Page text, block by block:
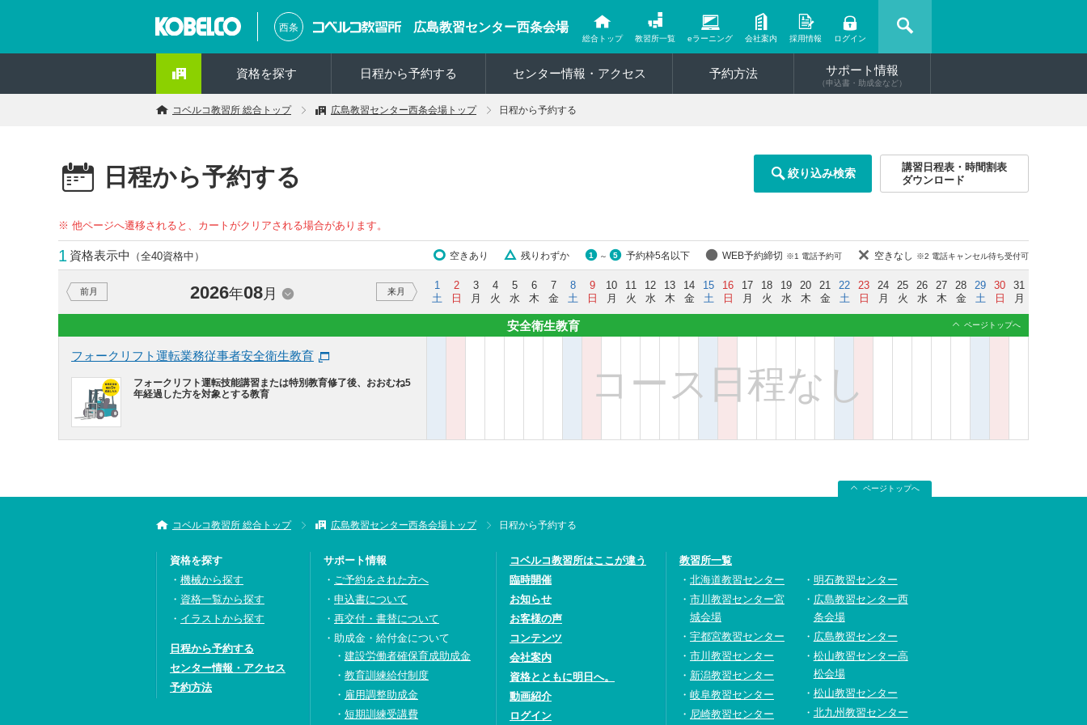
西条 広島教習センター西条会場
総合トップ 教習所一覧 eラーニング 会社案内 採用情報 ログイン
資格を探す 日程から予約する センター情報・アクセス 予約方法 サポート情報
（申込書・助成金など）
コベルコ教習所 総合トップ 広島教習センター西条会場トップ 日程から予約する
日程から予約する 絞り込み検索
講習日程表・時間割表
ダウンロード
※ 他ページへ遷移されると、カートがクリアされる場合があります。
1 資格表示中 （全40資格中） 空きあり 残りわずか 1 ～ 5 予約枠5名以下 WEB予約締切 ※1 電話予約可 空きなし ※2 電話キャンセル待ち受付可
前月 2026年08月 来月
1
土
2
日
3
月
4
火
5
水
6
木
7
金
8
土
9
日
10
月
11
火
12
水
13
木
14
金
15
土
16
日
17
月
18
火
19
水
20
木
21
金
22
土
23
日
24
月
25
火
26
水
27
木
28
金
29
土
30
日
31
月
安全衛生教育 ページトップへ
フォークリフト運転業務従事者安全衛生教育
フォークリフト運転技能講習または特別教育修了後、おおむね5
年経過した方を対象とする教育
コース日程なし
ページトップへ
コベルコ教習所 総合トップ 広島教習センター西条会場トップ 日程から予約する
資格を探す
機械から探す
資格一覧から探す
イラストから探す
日程から予約する
センター情報・アクセス
予約方法
サポート情報
ご予約をされた方へ
申込書について
再交付・書替について
助成金・給付金について
建設労働者確保育成助成金
教育訓練給付制度
雇用調整助成金
短期訓練受講費
コベルコ教習所はここが違う
臨時開催
お知らせ
お客様の声
コンテンツ
会社案内
資格とともに明日へ。
動画紹介
ログイン
教習所一覧
北海道教習センター
市川教習センター宮
城会場
宇都宮教習センター
市川教習センター
新潟教習センター
岐阜教習センター
尼崎教習センター
明石教習センター
広島教習センター西
条会場
広島教習センター
松山教習センター高
松会場
松山教習センター
北九州教習センター